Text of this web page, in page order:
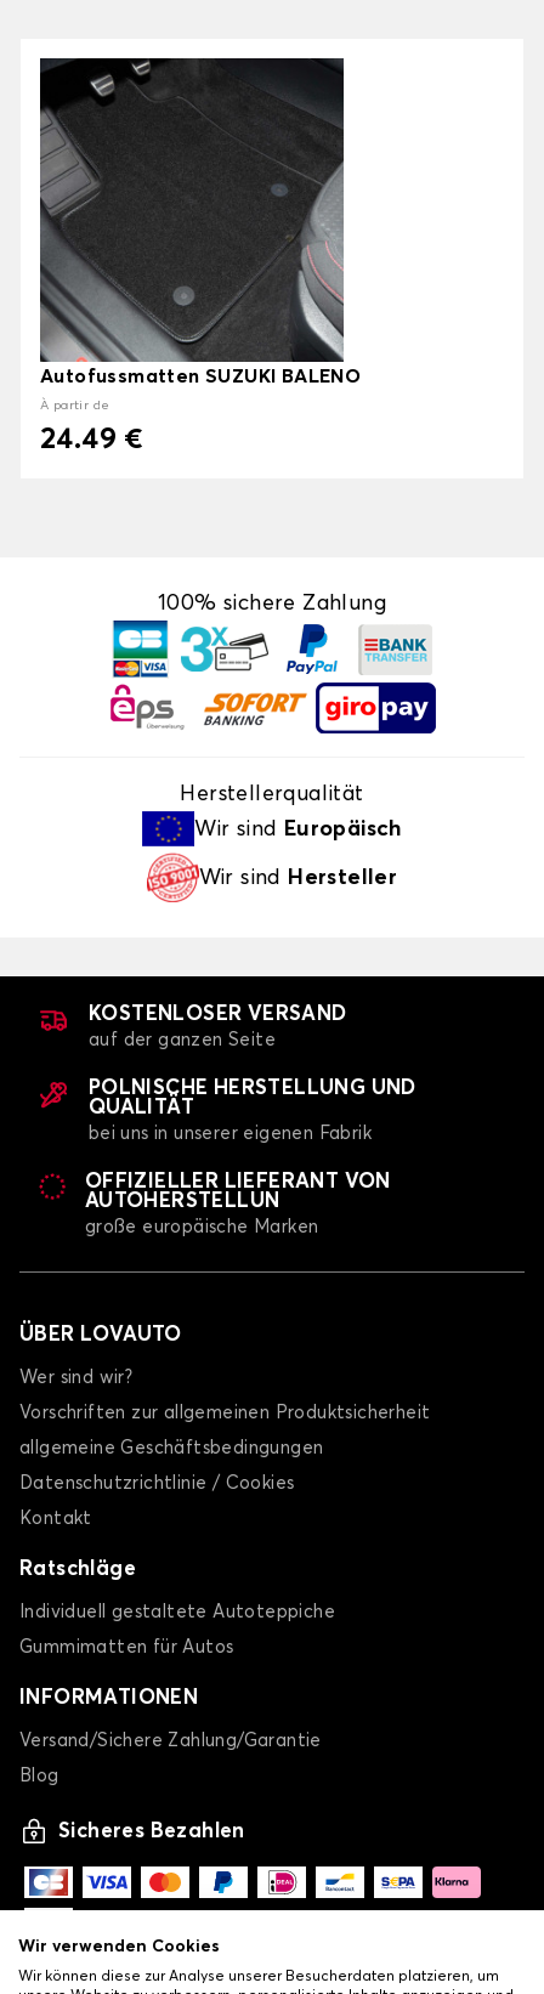
Autofussmatten SUZUKI BALENO
À partir de
24.49 €
100% sichere Zahlung
Herstellerqualität
Wir sind
Europäisch
Wir sind Hersteller
KOSTENLOSER VERSAND
auf der ganzen Seite
POLNISCHE HERSTELLUNG UND
QUALITÄT
bei uns in unserer eigenen Fabrik
OFFIZIELLER LIEFERANT VON
AUTOHERSTELLUN
große europäische Marken
ÜBER LOVAUTO
Wer sind wir?
Vorschriften zur allgemeinen Produktsicherheit
allgemeine Geschäftsbedingungen
Datenschutzrichtlinie / Cookies
Kontakt
Ratschläge
Individuell gestaltete Autoteppiche
Gummimatten für Autos
INFORMATIONEN
Versand/Sichere Zahlung/Garantie
Blog
Sicheres Bezahlen
Wir verwenden Cookies
Wir können diese zur Analyse unserer Besucherdaten platzieren, um